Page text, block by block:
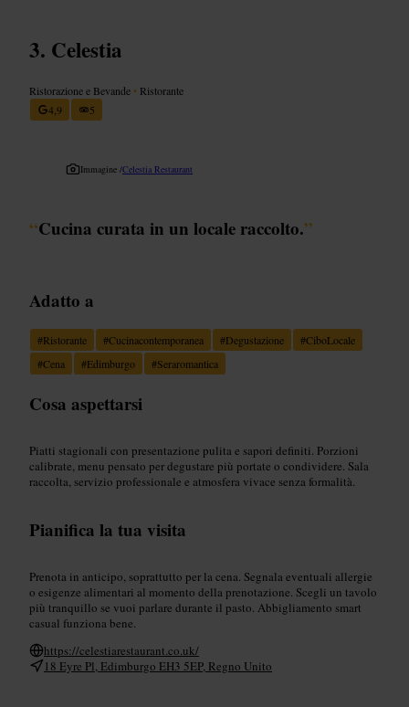
Celestia
Ristorazione e Bevande • Ristorante
4,9
5
Immagine /Celestia Restaurant
“Cucina curata in un locale raccolto.”
Adatto a
#Ristorante #Cucinacontemporanea #Degustazione #CiboLocale
#Cena #Edimburgo #Seraromantica
Cosa aspettarsi
Piatti stagionali con presentazione pulita e sapori definiti. Porzioni
calibrate, menu pensato per degustare più portate o condividere. Sala
raccolta, servizio professionale e atmosfera vivace senza formalità.
Pianifica la tua visita
Prenota in anticipo, soprattutto per la cena. Segnala eventuali allergie
o esigenze alimentari al momento della prenotazione. Scegli un tavolo
più tranquillo se vuoi parlare durante il pasto. Abbigliamento smart
casual funziona bene.
https://celestiarestaurant.co.uk/
18 Eyre Pl, Edimburgo EH3 5EP, Regno Unito